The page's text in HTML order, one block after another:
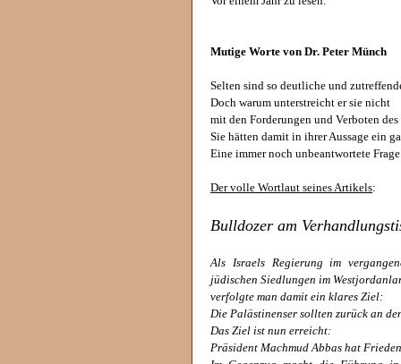
Mutige Worte von Dr. Peter Münch
Selten sind so deutliche und
Doch warum unterstreicht er sie nicht
mit den Forderungen und Verboten
Sie hätten damit in ihrer Aussage ein
Eine immer noch unbeantwortete
Der volle Wortlaut seines Artikels:
Bulldozer am
Als Israels Regierung im
jüdischen Siedlungen im
verfolgte man damit ein klares Ziel:
Die Palästinenser sollten zurück an
Das Ziel ist nun erreicht:
Präsident Machmud Abbas hat